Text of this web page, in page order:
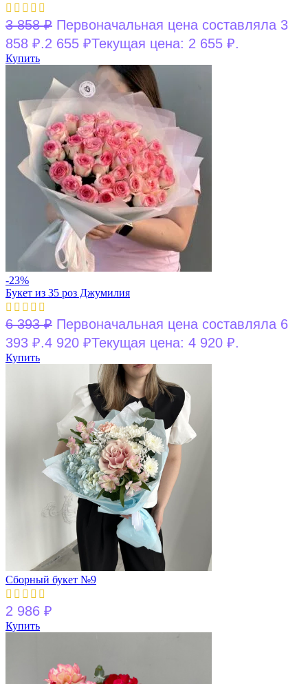
3 858₽ Первоначальная цена составляла 3
858 ₽.2 655 ₽Текущая цена: 2 655 ₽.
Купить
-23%
Букет из 35 роз Джумилия
6 393₽ Первоначальная цена составляла 6
393 ₽.4 920 ₽Текущая цена: 4 920 ₽.
Купить
Сборный букет №9
2 986 ₽
Купить